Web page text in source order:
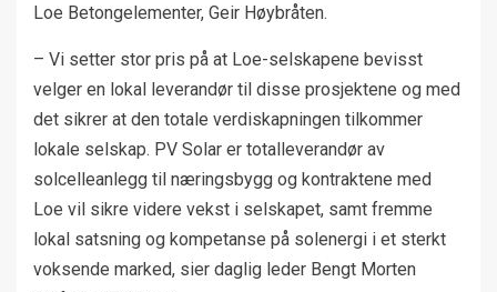
Loe Betongelementer, Geir Høybråten.
– Vi setter stor pris på at Loe-selskapene bevisst
velger en lokal leverandør til disse prosjektene og med
det sikrer at den totale verdiskapningen tilkommer
lokale selskap. PV Solar er totalleverandør av
solcelleanlegg til næringsbygg og kontraktene med
Loe vil sikre videre vekst i selskapet, samt fremme
lokal satsning og kompetanse på solenergi i et sterkt
voksende marked, sier daglig leder Bengt Morten